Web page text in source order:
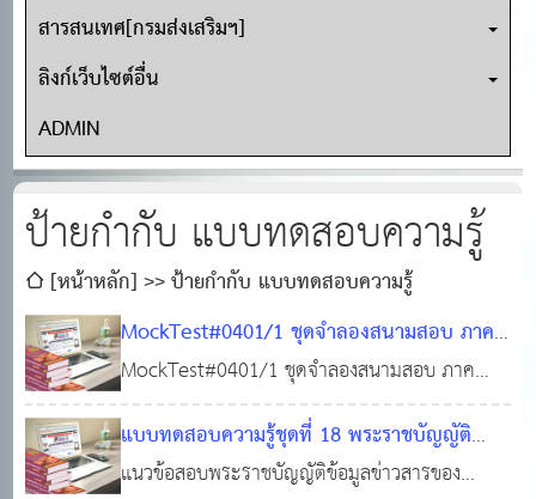
สารสนเทศ[กรมส่งเสริมฯ]
ลิงก์เว็บไซต์อื่น
ADMIN
ป้ายกำกับ แบบทดสอบความรู้
[หน้าหลัก]
ป้ายกำกับ แบบทดสอบความรู้
MockTest#0401/1 ชุดจำลองสนามสอบ ภาค
ความรู้ความสามารถทั่วไป (ภาค ก. ท้องถิ่น)
ครอบคลุม: คณิตศาสตร์และตรรกศาสตร์, ภาษา
ไทย, ภาษาอังกฤษ, และความรู้พื้นฐานในการ
ปฏิบัติราชการ (กฎหมาย)
17 พ.ค. 2569
MockTest#0401/1 ชุดจำลองสนามสอบ ภาค
ความรู้ความสามารถทั่วไป (ภาค ก. ท้องถิ่น)
ครอบคลุม: คณิตศาสตร์และตรรกศาสตร์, ภาษา
ไทย, ภาษาอังกฤษ, และความรู้พื้นฐานในการปฏิบัติ
แบบทดสอบความรู้ชุดที่ 18 พระราชบัญญัติ
ข้อมูลข่าวสารของราชการ พ.ศ. 2540 พร้อมใบ
แนวข้อสอบพระราชบัญญัติข้อมูลข่าวสารของ